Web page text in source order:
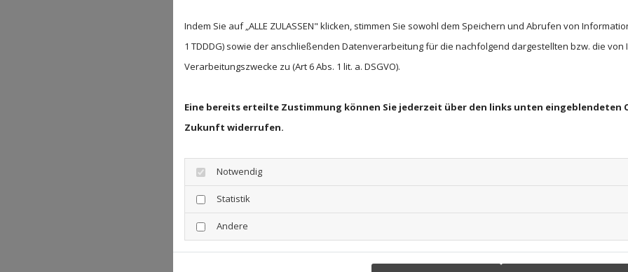
Davon lassen sich unsere Bewohnerinnen
verderben! 😊 Mit viel Freude und Kreativität
Fußball-WM ⚽️ bereits auf Hochtouren.
Die ersten Fähnchen werden aufgehängt,
umgesetzt. Die Vorfreude auf das Turnier ist
Indem Sie auf „ALLE ZULASSEN" klicken, stimmen Sie sowohl dem Speichern und Abrufen von
1 TDDDG) sowie der anschließenden Datenverarbeitung für die nachfolgend dargestellten bzw. die
Verarbeitungszwecke zu (Art 6 Abs. 1 lit. a. DSGVO).
Eine bereits erteilte Zustimmung können Sie jederzeit über den links unten eingeblendeten
Zukunft widerrufen.
Notwendig
Statistik
Andere